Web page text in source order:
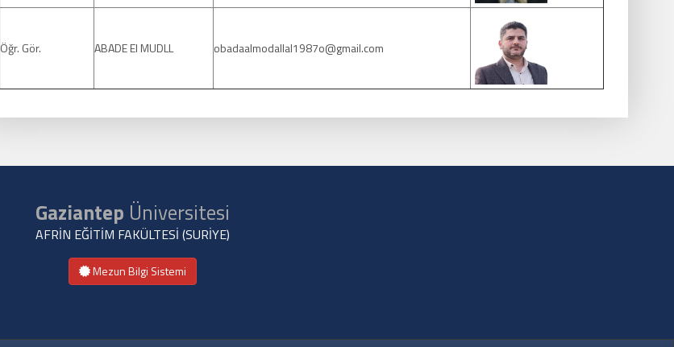
Öğr. Gör. ABADE El MUDLL obadaalmodallal1987o@gmail.com
Gaziantep Üniversitesi
AFRİN EĞİTİM FAKÜLTESİ (SURİYE)
Mezun Bilgi Sistemi